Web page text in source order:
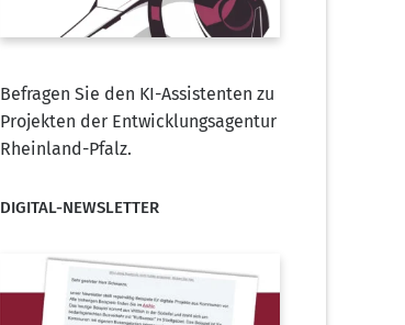
Befragen Sie den KI-Assistenten zu
Projekten der Entwicklungsagentur
Rheinland-Pfalz.
DIGITAL-NEWSLETTER